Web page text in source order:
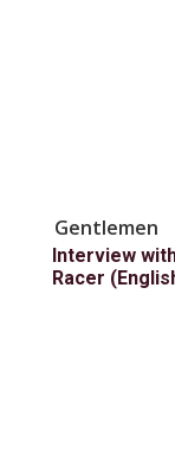
Gentlemen
Interview
Racer